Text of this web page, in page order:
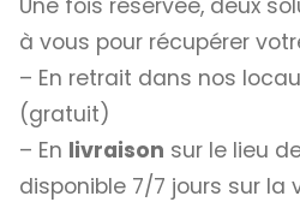
à vous pour récupérer
– En retrait dans nos
(gratuit)
– En livraison sur le lieu
disponible 7/7 jours sur la